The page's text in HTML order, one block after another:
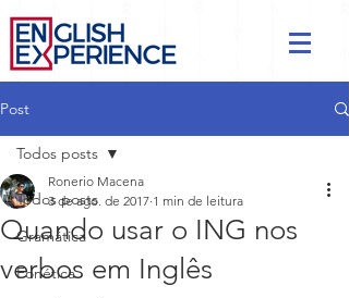
Post
Todos posts
Gramática
Fonética
Todos posts
Quando usar o ING nos
verbos em Inglês
Ronerio Macena
3 de ago. de 2017 1 min de leitura